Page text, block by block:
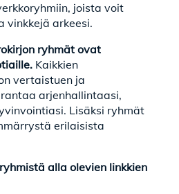
joista voit
vinkkejä arkeesi.
ryhmät ovat
Kaikkien
vertaistuen ja
arjenhallintaasi,
Lisäksi ryhmät
erilaisista
alla olevien linkkien